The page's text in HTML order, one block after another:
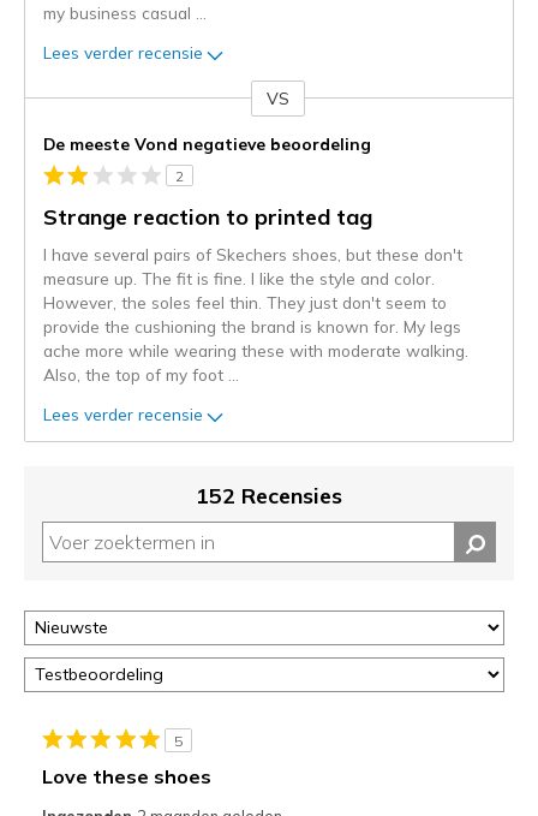
my business casual
Lees verder recensie
content
wordt
momenteel
gemigreerd
de
niejee
page_id.
kunt
de
status
van
deze
of
door
<a
href="javascript:location.href=location.pathname;">hier</a>
page
met
VS
De meeste Vond negatieve beoordeling
2
Strange reaction to printed tag
I have several pairs of Skechers shoes, but these don't
measure up. The fit is fine. I like the style and color.
However, the soles feel thin. They just don't seem to
provide the cushioning the brand is known for. My legs
ache more while wearing these with moderate walking.
Also, the top of my foot
Lees verder recensie
152 Recensies
5
Love these shoes